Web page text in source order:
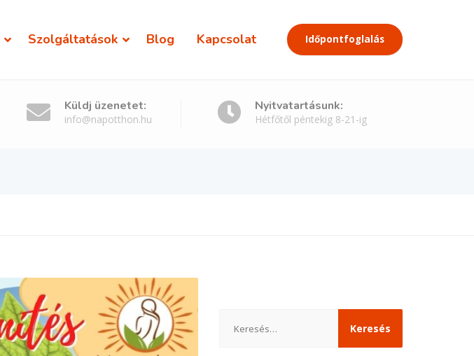
Szolgáltatások Blog Kapcsolat Időpontfoglalás
Küldj üzenetet:
info@napotthon.hu
Nyitvatartásunk:
Hétfőtől péntekig 8-21-ig